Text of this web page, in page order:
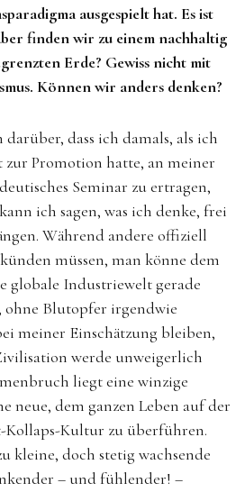
ausgespielt hat. Es ist
finden wir zu einem nachhaltig
Erde? Gewiss nicht mit
Können wir anders denken?
dass ich damals, als ich
zur Promotion hatte, an meiner
Seminar zu ertragen,
ich sagen, was ich denke, frei
Während andere offiziell
müssen, man könne dem
globale Industriewelt gerade
ohne Blutopfer irgendwie
meiner Einschätzung bleiben,
werde unweigerlich
liegt eine winzige
neue, dem ganzen Leben auf der
Kollaps-Kultur zu überführen.
kleine, doch stetig wachsende
– und fühlender! –